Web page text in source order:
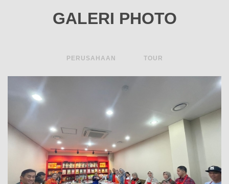
GALERI PHOTO
PERUSAHAAN TOUR